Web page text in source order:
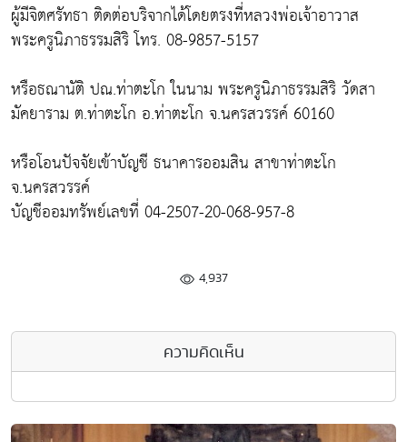
ผู้มีจิตศรัทธา ติดต่อบริจากได้โดยตรงที่หลวงพ่อเจ้าอาวาส
พระครูนิภาธรรมสิริ โทร. 08-9857-5157
หรือธณานัติ ปณ.ท่าตะโก ในนาม พระครูนิภาธรรมสิริ วัดสา
มัคยาราม ต.ท่าตะโก อ.ท่าตะโก จ.นครสวรรค์ 60160
หรือโอนปัจจัยเข้าบัญชี ธนาคารออมสิน สาขาท่าตะโก
จ.นครสวรรค์
บัญชีออมทรัพย์เลขที่ 04-2507-20-068-957-8
4,937
ความคิดเห็น